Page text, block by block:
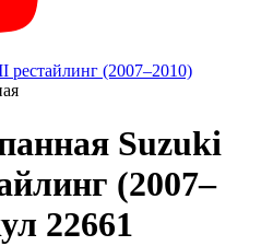
рестайлинг (2007–2010)
Suzuki
(2007–
22661